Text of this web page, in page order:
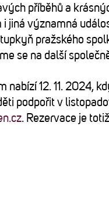
příběhů a
jiná významná
pražského
se na další
12. 11. 2024,
podpořit v
. Rezervace je